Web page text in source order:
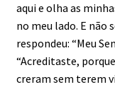
aqui e olha as
no meu lado. E não
respondeu: “Meu
“Acreditaste,
creram sem terem